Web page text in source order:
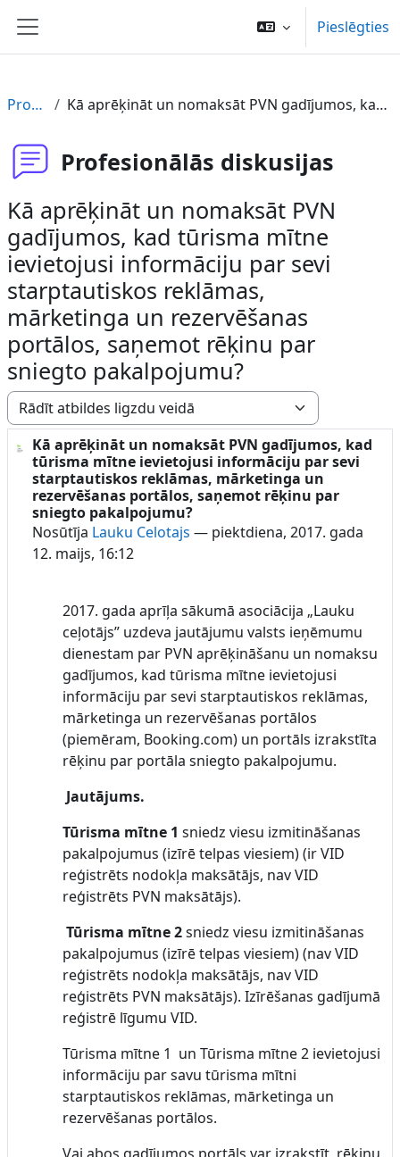
Sānu panelis
Pieslēgties
Profesionālās diskusijas Kā aprēķināt un nomaksāt PVN gadījumos, kad tūrisma mītne ievietojusi informāciju par sevi starptautiskos reklāmas, mārketinga un rezervēšanas portālos, saņemot rēķinu par sniegto pakalpojumu?
Profesionālās diskusijas
Kā aprēķināt un nomaksāt PVN
gadījumos, kad tūrisma mītne
ievietojusi informāciju par sevi
starptautiskos reklāmas,
mārketinga un rezervēšanas
portālos, saņemot rēķinu par
sniegto pakalpojumu?
Rādīšanas režīms
Kā aprēķināt un nomaksāt PVN gadījumos, kad
tūrisma mītne ievietojusi informāciju par sevi
starptautiskos reklāmas, mārketinga un
rezervēšanas portālos, saņemot rēķinu par
sniegto pakalpojumu?
Nosūtīja Lauku Celotajs — piektdiena, 2017. gada
12. maijs, 16:12
Atbilžu skaits: 3
2017. gada aprīļa sākumā asociācija „Lauku
ceļotājs” uzdeva jautājumu valsts ieņēmumu
dienestam par PVN aprēķināšanu un nomaksu
gadījumos, kad tūrisma mītne ievietojusi
informāciju par sevi starptautiskos reklāmas,
mārketinga un rezervēšanas portālos
(piemēram, Booking.com) un portāls izrakstīta
rēķinu par portāla sniegto pakalpojumu.
Jautājums.
Tūrisma mītne 1 sniedz viesu izmitināšanas
pakalpojumus (izīrē telpas viesiem) (ir VID
reģistrēts nodokļa maksātājs, nav VID
reģistrēts PVN maksātājs).
Tūrisma mītne 2sniedz viesu izmitināšanas
pakalpojumus (izīrē telpas viesiem) (nav VID
reģistrēts nodokļa maksātājs, nav VID
reģistrēts PVN maksātājs). Izīrēšanas gadījumā
reģistrē līgumu VID.
Tūrisma mītne 1 un Tūrisma mītne 2 ievietojusi
informāciju par savu tūrisma mītni
starptautiskos reklāmas, mārketinga un
rezervēšanas portālos.